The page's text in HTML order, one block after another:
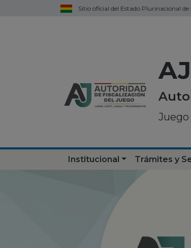
Sitio oficial del Estado Plurinacional de
AJ
Institucional Trámites y